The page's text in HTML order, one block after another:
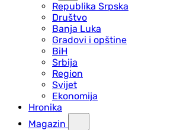
Republika Srpska
Društvo
Banja Luka
Gradovi i opštine
BiH
Srbija
Region
Svijet
Ekonomija
Hronika
Magazin